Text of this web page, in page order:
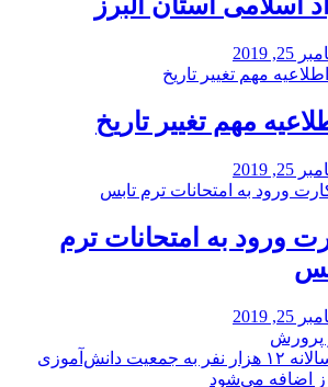
2019
مهم تغییر تاریخ
2019
ورود به امتحانات ترم
2019
پرورش